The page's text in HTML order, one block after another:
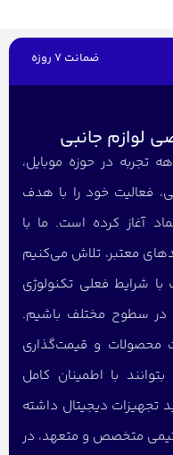
ضمانت 7 روزه
لوازم جانبی
تجربه در حوزه موبایل،
فعالیت خود را با هدف
آغاز کرده است. ما با
معتبر، تلاش می‌کنیم
با شرایط فعلی تکنولوژی
در سطوح مختلف باشیم.
محصولات و قیمت‌گذاری
با اطمینان کامل
تجهیزات دیجیتال داشته
تیمی متخصص و متعهد، در